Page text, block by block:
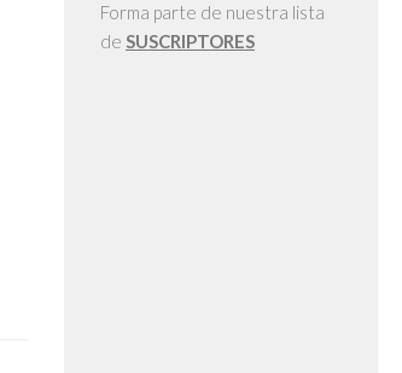
Forma parte de nuestra lista
de SUSCRIPTORES